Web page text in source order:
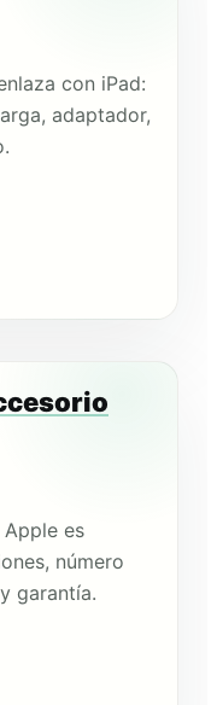
con iPad:
adaptador,
es
número
garantía.